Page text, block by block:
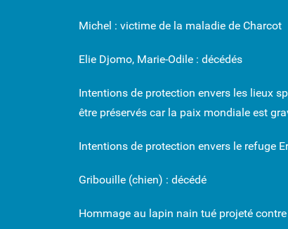
Michel : victime de la maladie de Charcot
Elie Djomo, Marie-Odile : décédés
Intentions de protection envers les lieux
être préservés car la paix mondiale est
Intentions de protection envers le refuge
Gribouille (chien) : décédé
Hommage au lapin nain tué projeté